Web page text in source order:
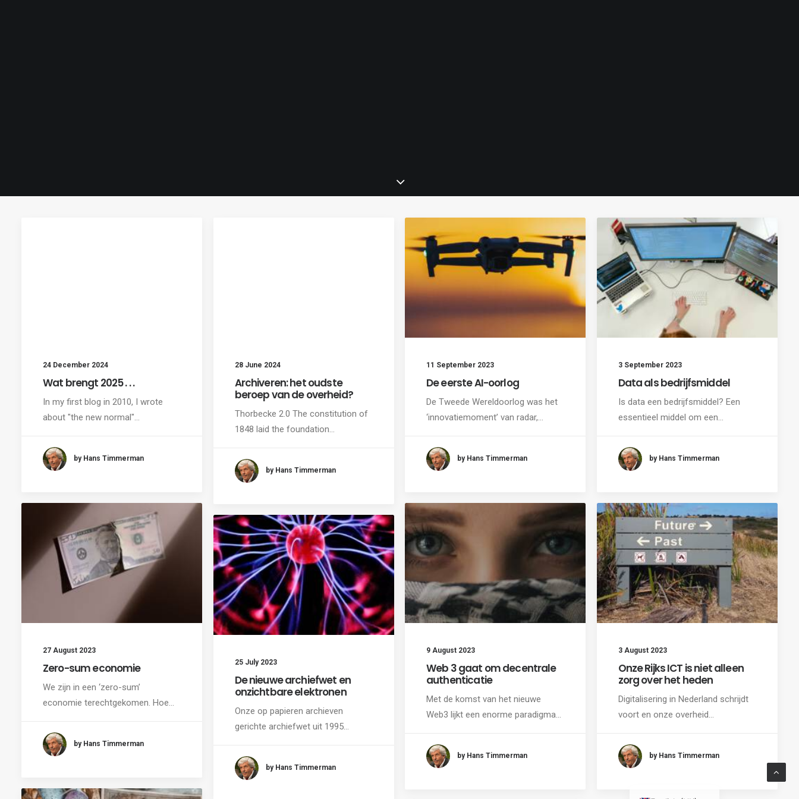
24 December 2024
Wat brengt 2025 . . .
In my first blog in 2010, I wrote
about "the new normal"…
by Hans Timmerman
28 June 2024
Archiveren: het oudste
beroep van de overheid?
Thorbecke 2.0 The constitution of
1848 laid the foundation…
by Hans Timmerman
11 September 2023
De eerste AI-oorlog
De Tweede Wereldoorlog was het
‘innovatiemoment’ van radar,…
by Hans Timmerman
3 September 2023
Data als bedrijfsmiddel
Is data een bedrijfsmiddel? Een
essentieel middel om een…
by Hans Timmerman
27 August 2023
Zero-sum economie
We zijn in een ‘zero-sum’
economie terechtgekomen. Hoe…
by Hans Timmerman
9 August 2023
Web 3 gaat om decentrale
authenticatie
Met de komst van het nieuwe
Web3 lijkt een enorme paradigma…
by Hans Timmerman
3 August 2023
Onze Rijks ICT is niet alleen
zorg over het heden
Digitalisering in Nederland schrijdt
voort en onze overheid…
by Hans Timmerman
25 July 2023
De nieuwe archiefwet en
onzichtbare elektronen
Onze op papieren archieven
gerichte archiefwet uit 1995…
by Hans Timmerman